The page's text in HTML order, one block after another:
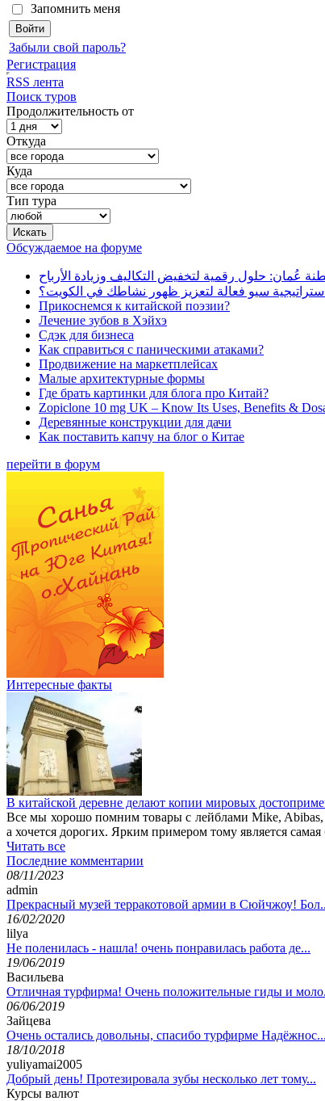
Запомнить меня
Забыли свой пароль?
Регистрация
RSS лента
Поиск туров
Продолжительность от
Откуда
Куда
Тип тура
Обсуждаемое на форуме
عُمان: حلول رقمية لتخفيض التكاليف وزيادة الأرباح
سيو فعالة لتعزيز ظهور نشاطك في الكويت؟
Прикоснемся к китайской поэзии?
Лечение зубов в Хэйхэ
Сдэк для бизнеса
Как справиться с паническими атаками?
Продвижение на маркетплейсах
Малые архитектурные формы
Где брать картинки для блога про Китай?
Zopiclone 10 mg UK – Know Its Uses, Benefits &
Деревянные конструкции для дачи
Как поставить капчу на блог о Китае
перейти в форум
Интересные факты
В китайской деревне делают копии мировых
Все мы хорошо помним товары с лейблами Mike, Abibas,
а хочется дорогих. Ярким примером тому является
Читать все
Последние комментарии
08/11/2023
admin
Прекрасный музей терракотовой армии в Сюйчжоу!
16/02/2020
lilya
Не поленилась - нашла! очень понравилась работа де...
19/06/2019
Васильева
Отличная турфирма! Очень положительные гиды и
06/06/2019
Зайцева
Очень остались довольны, спасибо турфирме Надёжнос...
18/10/2018
yuliyamai2005
Добрый день! Протезировала зубы несколько лет тому...
Курсы валют